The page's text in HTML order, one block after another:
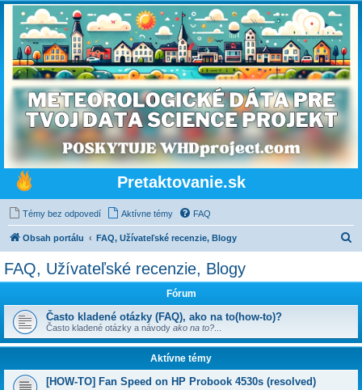
Pretaktovanie.sk
Témy bez odpovedí Aktívne témy FAQ
Obsah portálu FAQ, Užívateľské recenzie, Blogy
FAQ, Užívateľské recenzie, Blogy
Fórum
Často kladené otázky (FAQ), ako na to(how-to)?
Často kladené otázky a návody ako na to?
Aktívne témy
[HOW-TO] Fan Speed on HP Probook 4530s (resolved)